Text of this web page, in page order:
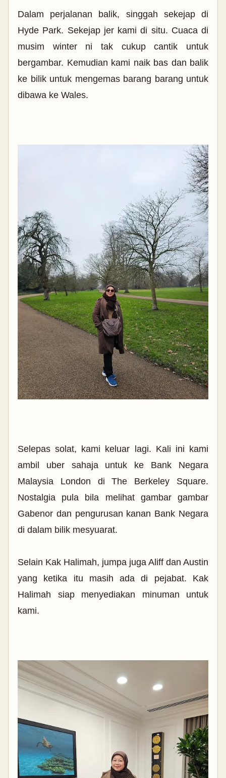
Dalam perjalanan balik, singgah sekejap di
Hyde Park. Sekejap jer kami di situ. Cuaca di
musim winter ni tak cukup cantik untuk
bergambar. Kemudian kami naik bas dan balik
ke bilik untuk mengemas barang barang untuk
dibawa ke Wales.
Selepas solat, kami keluar lagi. Kali ini kami
ambil uber sahaja untuk ke Bank Negara
Malaysia London di The Berkeley Square.
Nostalgia pula bila melihat gambar gambar
Gabenor dan pengurusan kanan Bank Negara
di dalam bilik mesyuarat.
Selain Kak Halimah, jumpa juga Aliff dan Austin
yang ketika itu masih ada di pejabat. Kak
Halimah siap menyediakan minuman untuk
kami.